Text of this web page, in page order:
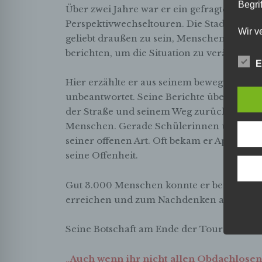
Über zwei Jahre war er ein gefragter
Perspektivwechseltouren. Die
geliebt draußen zu sein, Menschen zu
berichten, um die Situation zu verändern.
Hier erzählte er aus seinem bewegten
unbeantwortet. Seine Berichte über die
der Straße und seinem Weg zurück in
Menschen. Gerade Schülerinnen und
seiner offenen Art. Oft bekam er Applaus
seine Offenheit.
Gut 3.000 Menschen konnte er bei ca.
erreichen und zum Nachdenken anregen.
Seine Botschaft am Ende der Tour war
„Auch wenn ihr nicht allen
Wir